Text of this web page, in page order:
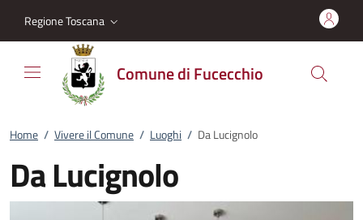
Regione Toscana
Comune di Fucecchio
Home / Vivere il Comune / Luoghi / Da Lucignolo
Da Lucignolo